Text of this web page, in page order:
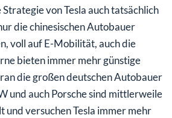
von Tesla auch tatsächlich
die chinesischen Autobauer
voll auf E-Mobilität, auch die
bieten immer mehr günstige
die großen deutschen Autobauer
und auch Porsche sind mittlerweile
und versuchen Tesla immer mehr